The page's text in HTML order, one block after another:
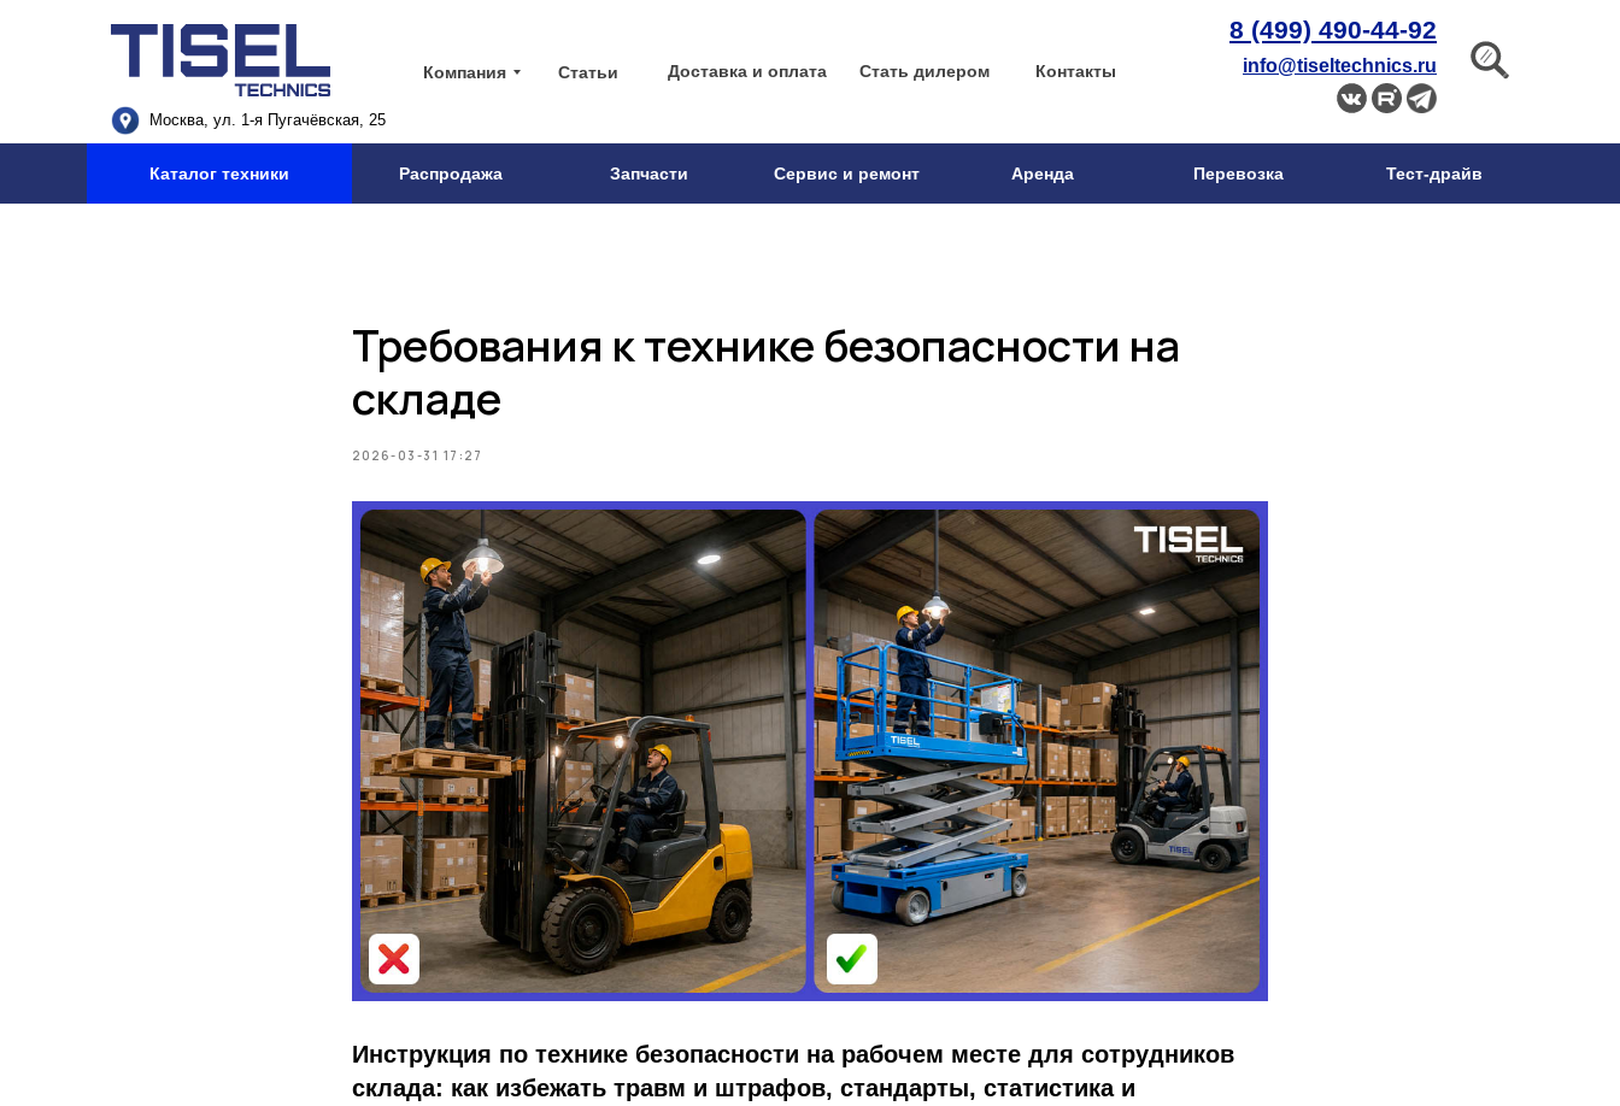
info@tiseltechnics.ru
8 (499) 490-44-92
Москва, ул. 1-я Пугачёвская, 25
Тест-драйв
Перевозка
Аренда
Сервис и ремонт
Запчасти
Распродажа
Каталог техники
Контакты
Стать дилером
Доставка и оплата
Статьи
Компания
Требования к технике безопасности на
складе
2026-03-31 17:27
Инструкция по технике безопасности на рабочем месте для сотрудников
склада: как избежать травм и штрафов, стандарты, статистика и